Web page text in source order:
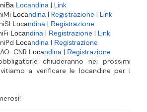
Locandina | Link
Locandina | Registrazione | Link
Locandina | Registrazione
Locandina | Registrazione | Link
Locandina | Registrazione
CNR Locandina | Registrazione
chiuderanno nei prossimi
a verificare le locandine per i